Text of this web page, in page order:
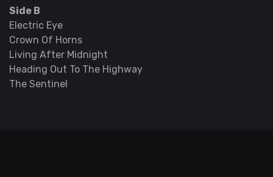
Side B
Electric Eye
Crown Of Horns
Living After Midnight
Heading Out To The Highway
The Sentinel